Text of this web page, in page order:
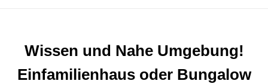
Wissen und Nahe Umgebung!
Einfamilienhaus oder Bungalow